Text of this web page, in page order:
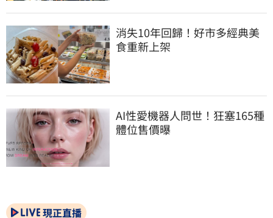
消失10年回歸！好市多經典美
食重新上架
AI性愛機器人問世！狂塞165種
體位售價曝
現正直播